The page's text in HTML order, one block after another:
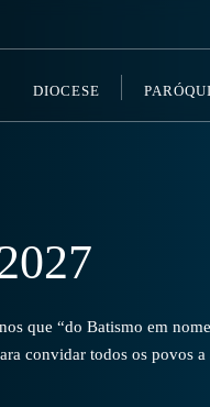
DIOCESE
que “do Batismo em
convidar todos os povos